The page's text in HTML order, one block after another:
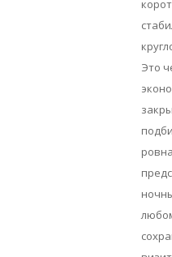
Это